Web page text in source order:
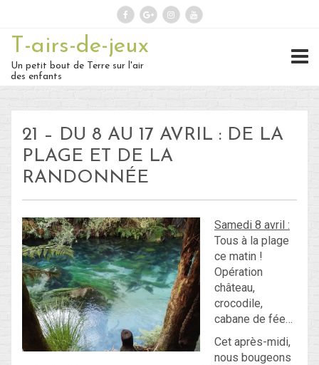
Rechercher :
Des nouvelles ?
30 – Du 1er au 6 ou 7 juillet : En
route vers le Retour !
29 – Du 23 au 30 juin : Hong-
Kong – partie 1 !
28 – du 18 juin au 22 juin : Bye-
Bye Bali… Hello Hong-Kong !
T-airs-de-jeux
Un petit bout de Terre sur l'air
des enfants
21 – DU 8 AU 17 AVRIL : DE LA
PLAGE ET DE LA
RANDONNÉE
Samedi 8 avril :
Tous à la plage
ce matin !
Opération
château,
crocodile,
cabane de fée…
Cet après-midi,
nous bougeons